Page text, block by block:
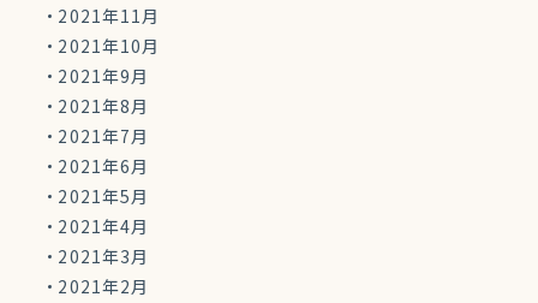
2021年11月
2021年10月
2021年9月
2021年8月
2021年7月
2021年6月
2021年5月
2021年4月
2021年3月
2021年2月